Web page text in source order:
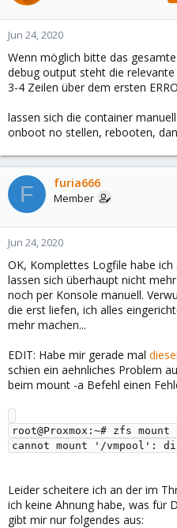
Jun 24, 2020
Wenn möglich bitte das
debug output steht die
3-4 Zeilen über dem ersten
lassen sich die container
onboot no stellen, rebooten,
F furia666
Member
Jun 24, 2020
OK, Komplettes Logfile habe
lassen sich überhaupt nicht
noch per Konsole manuell.
die erst liefen, ich alles
mehr machen...
EDIT: Habe mir gerade mal
schien ein aehnliches Problem
beim mount -a Befehl einen
root@Proxmox:~# zfs mount
Leider scheitere ich an der im
ich keine Ahnung habe, was für
gibt mir nur folgendes aus: